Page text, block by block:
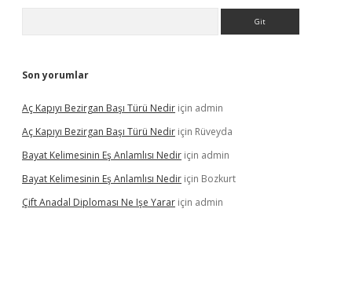
Son yorumlar
Aç Kapıyı Bezirgan Başı Türü Nedir için admin
Aç Kapıyı Bezirgan Başı Türü Nedir için Rüveyda
Bayat Kelimesinin Eş Anlamlısı Nedir için admin
Bayat Kelimesinin Eş Anlamlısı Nedir için Bozkurt
Çift Anadal Diploması Ne Işe Yarar için admin